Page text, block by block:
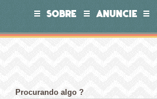
SOBRE ANUNCIE
Procurando algo ?